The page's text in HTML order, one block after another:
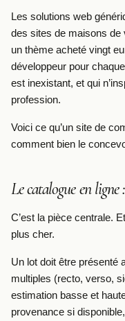
Les solutions web
des sites de maisons
un thème acheté vingt
développeur pour
est inexistant, et qui
profession.
Voici ce qu’un site de
comment bien le
Le catalogue en ligne
C’est la pièce centrale.
plus cher.
Un lot doit être présenté
multiples (recto, verso,
estimation basse et
provenance si